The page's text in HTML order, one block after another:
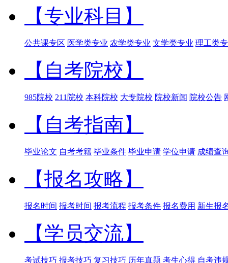
【专业科目】
公共课专区 医学类专业 农学类专业 文学类专业 理工类
【自考院校】
985院校 211院校 本科院校 大专院校 院校新闻 院校公告
【自考指南】
毕业论文 自考考籍 毕业条件 毕业申请 学位申请 成绩查
【报名攻略】
报名时间 报考时间 报考流程 报考条件 报名费用 新生报
【学员交流】
考试技巧 报考技巧 复习技巧 历年真题 考生心得 自考违